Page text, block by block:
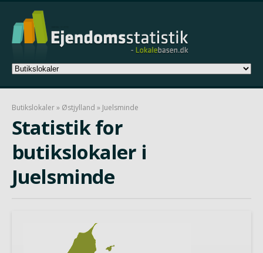
Butikslokaler» Østjylland » Juelsminde
Statistik for
butikslokaler i
Juelsminde